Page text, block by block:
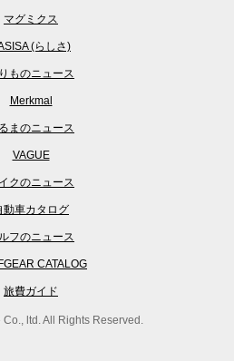
マグミクス
(らしさ)
ものニュース
Merkmal
まのニュース
VAGUE
クのニュース
動車カタログ
フのニュース
CATALOG
旅費ガイド
ltd. All Rights Reserved.